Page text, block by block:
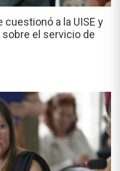
cuestionó a la UISE y
el servicio de